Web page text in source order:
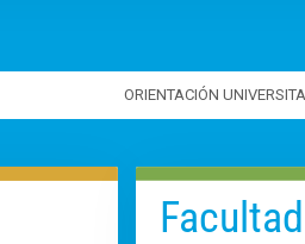
ORIENTACIÓN